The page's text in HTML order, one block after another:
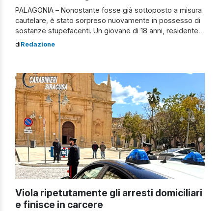
PALAGONIA – Nonostante fosse già sottoposto a misura
cautelare, è stato sorpreso nuovamente in possesso di
sostanze stupefacenti. Un giovane di 18 anni, residente a
Palagonia, è stato riportato agli arresti domiciliari con
Palagonia per spaccio di sostanze stupefacenti e […]
diRedazione
Viola ripetutamente gli arresti domiciliari
e finisce in carcere